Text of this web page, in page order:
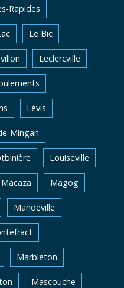
Rapides
Le Bic
Leclercville
Lévis
Mingan
Louiseville
Macaza Magog
Mandeville
Marbleton
Mascouche